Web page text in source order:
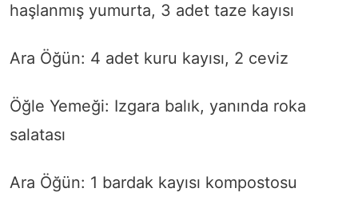
haşlanmış yumurta, 3 adet taze kayısı
Ara Öğün: 4 adet kuru kayısı, 2 ceviz
Öğle Yemeği: Izgara balık, yanında roka
salatası
Ara Öğün: 1 bardak kayısı kompostosu